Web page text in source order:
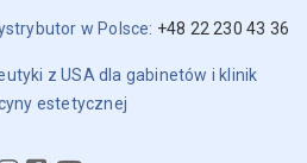
w Polsce: +48 22 230 43 36
z USA dla gabinetów i klinik
estetycznej